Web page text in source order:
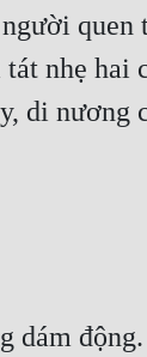
quen
nhẹ hai
di nương
dám